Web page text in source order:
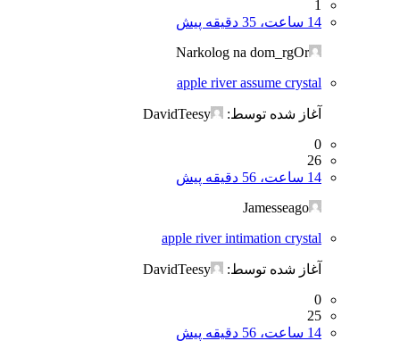
1
14 ساعت، 35 دقیقه پیش
Narkolog na dom_rgOr
apple river assume crystal
آغاز شده توسط:
DavidTeesy
0
26
14 ساعت، 56 دقیقه پیش
Jamesseago
apple river intimation crystal
آغاز شده توسط:
DavidTeesy
0
25
14 ساعت، 56 دقیقه پیش